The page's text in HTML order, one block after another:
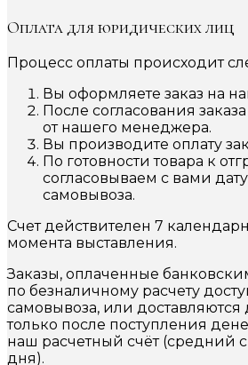
Оплата для юридических лиц
Процесс оплаты происходит
Вы оформляете заказ на
После согласования
от нашего менеджера.
Вы производите оплату
По готовности товара к
согласовываем с вами
самовывоза.
Счет действителен 7
момента выставления.
Заказы, оплаченные
по безналичному расчету
самовывоза, или доставляются
только после поступления
наш расчетный счёт (средний
дня).